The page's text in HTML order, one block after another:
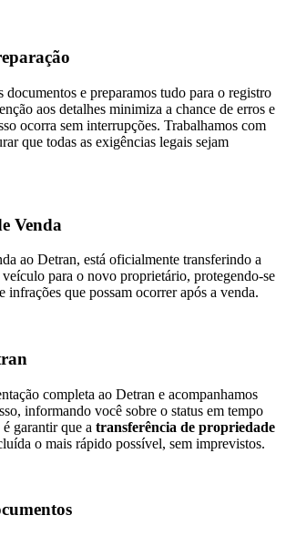
documentos e preparamos tudo para o registro
aos detalhes minimiza a chance de erros e
ocorra sem interrupções. Trabalhamos com
que todas as exigências legais sejam
Venda
ao Detran, está oficialmente transferindo a
para o novo proprietário, protegendo-se
infrações que possam ocorrer após a venda.
completa ao Detran e acompanhamos
informando você sobre o status em tempo
garantir que a transferência de propriedade
o mais rápido possível, sem imprevistos.